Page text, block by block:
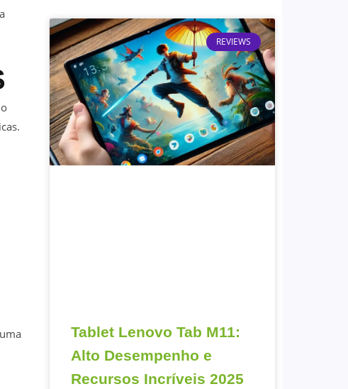
REVIEWS
Tablet Lenovo Tab M11:
Alto Desempenho e
Recursos Incríveis 2025